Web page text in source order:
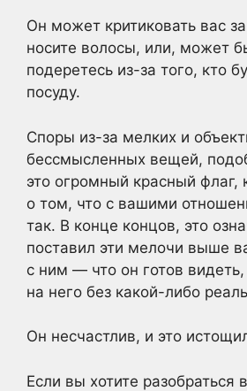
Он может критиковать вас
носите волосы, или, может
подеретесь из-за того, кто
посуду.
Споры из-за мелких и
бессмысленных вещей,
это огромный красный флаг,
о том, что с вашими
так. В конце концов, это
поставил эти мелочи выше
с ним — что он готов
на него без какой-либо
Он несчастлив, и это
Если вы хотите разобраться